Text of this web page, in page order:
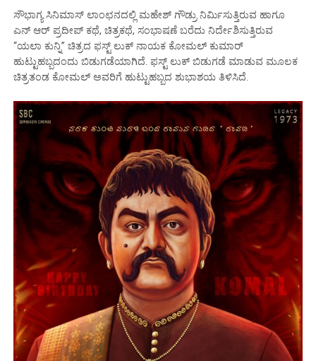
ಸೌಭಾಗ್ಯ ಸಿನಿಮಾಸ್ ಲಾಂಛನದಲ್ಲಿ ಮಹೇಶ್ ಗೌಡ್ರು ನಿರ್ಮಿಸುತ್ತಿರುವ ಹಾಗೂ
ಎನ್ ಆರ್ ಪ್ರದೀಪ್ ಕಥೆ, ಚಿತ್ರಕಥೆ, ಸಂಭಾಷಣೆ ಬರೆದು ನಿರ್ದೇಶಿಸುತ್ತಿರುವ
“ಯಲಾ ಕುನ್ನಿ” ಚಿತ್ರದ ಫಸ್ಟ್ ಲುಕ್ ನಾಯಕ ಕೋಮಲ್ ಕುಮಾರ್
ಹುಟ್ಟುಹಬ್ಬದಂದು ಬಿಡುಗಡೆಯಾಗಿದೆ. ಫಸ್ಟ್ ಲುಕ್ ಬಿಡುಗಡೆ ಮಾಡುವ ಮೂಲಕ
ಚಿತ್ರತಂಡ ಕೋಮಲ್ ಅವರಿಗೆ ಹುಟ್ಟುಹಬ್ಬದ ಶುಭಾಶಯ ತಿಳಿಸಿದೆ.